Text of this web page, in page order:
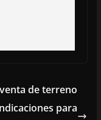
de terreno
para